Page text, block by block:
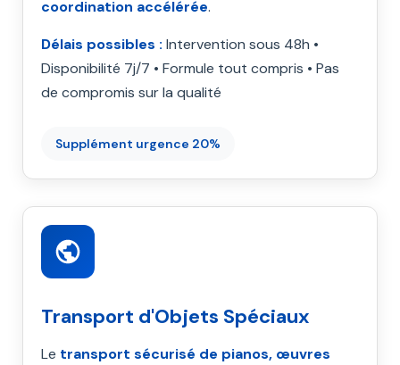
coordination accélérée.
Délais possibles : Intervention sous 48h •
Disponibilité 7j/7 • Formule tout compris • Pas
de compromis sur la qualité
Supplément urgence 20%
Transport d'Objets Spéciaux
Le transport sécurisé de pianos, œuvres